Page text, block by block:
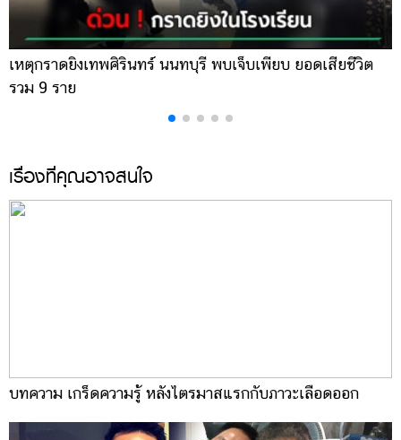
เหตุกราดยิงเทพศิรินทร์ นนทบุรี พบเจ็บเพียบ ยอดเสียชีวิต
รวม 9 ราย
เรื่องที่คุณอาจสนใจ
บทความ เกร็ดความรู้ หลังไตรมาสแรกกับภาวะเลือดออก